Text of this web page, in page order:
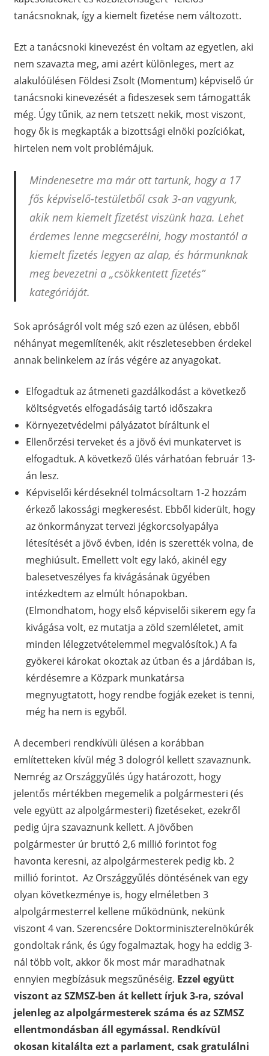
tanácsnoknak, így a kiemelt fizetése nem változott.
Ezt a tanácsnoki kinevezést én voltam az egyetlen, aki
nem szavazta meg, ami azért különleges, mert az
alakulóülésen Földesi Zsolt (Momentum) képviselő úr
tanácsnoki kinevezését a fideszesek sem támogatták
még. Úgy tűnik, az nem tetszett nekik, most viszont,
hogy ők is megkapták a bizottsági elnöki pozíciókat,
hirtelen nem volt problémájuk.
Mindenesetre ma már ott tartunk, hogy a 17
fős képviselő-testületből csak 3-an vagyunk,
akik nem kiemelt fizetést viszünk haza. Lehet
érdemes lenne megcserélni, hogy mostantól a
kiemelt fizetés legyen az alap, és hármunknak
meg bevezetni a „csökkentett fizetés”
kategóriáját.
Sok apróságról volt még szó ezen az ülésen, ebből
néhányat megemlítenék, akit részletesebben érdekel
annak belinkelem az írás végére az anyagokat.
Elfogadtuk az átmeneti gazdálkodást a következő
költségvetés elfogadásáig tartó időszakra
Környezetvédelmi pályázatot bíráltunk el
Ellenőrzési terveket és a jövő évi munkatervet is
elfogadtuk. A következő ülés várhatóan február 13-
án lesz.
Képviselői kérdéseknél tolmácsoltam 1-2 hozzám
érkező lakossági megkeresést. Ebből kiderült, hogy
az önkormányzat tervezi jégkorcsolyapálya
létesítését a jövő évben, idén is szerették volna, de
meghiúsult. Emellett volt egy lakó, akinél egy
balesetveszélyes fa kivágásának ügyében
intézkedtem az elmúlt hónapokban.
(Elmondhatom, hogy első képviselői sikerem egy fa
kivágása volt, ez mutatja a zöld szemléletet, amit
minden lélegzetvételemmel megvalósítok.) A fa
gyökerei károkat okoztak az útban és a járdában is,
kérdésemre a Közpark munkatársa
megnyugtatott, hogy rendbe fogják ezeket is tenni,
még ha nem is egyből.
A decemberi rendkívüli ülésen a korábban
említetteken kívül még 3 dologról kellett szavaznunk.
Nemrég az Országgyűlés úgy határozott, hogy
jelentős mértékben megemelik a polgármesteri (és
vele együtt az alpolgármesteri) fizetéseket, ezekről
pedig újra szavaznunk kellett. A jövőben
polgármester úr bruttó 2,6 millió forintot fog
havonta keresni, az alpolgármesterek pedig kb. 2
millió forintot. Az Országgyűlés döntésének van egy
olyan következménye is, hogy elméletben 3
alpolgármesterrel kellene működnünk, nekünk
viszont 4 van. Szerencsére Doktorminiszterelnökúrék
gondoltak ránk, és úgy fogalmaztak, hogy ha eddig 3-
nál több volt, akkor ők most már maradhatnak
ennyien megbízásuk megszűnéséig. Ezzel együtt
viszont az SZMSZ-ben át kellett írjuk 3-ra, szóval
jelenleg az alpolgármesterek száma és az SZMSZ
ellentmondásban áll egymással. Rendkívül
okosan kitalálta ezt a parlament, csak gratulálni